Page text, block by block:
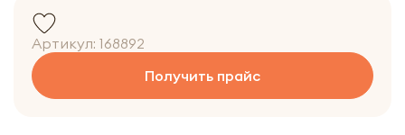
Артикул: 168892
Получить прайс